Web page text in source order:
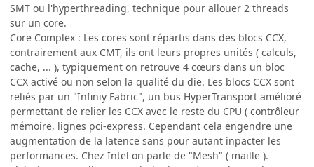
SMT ou l'hyperthreading, technique pour allouer 2 threads
sur un core.
Core Complex : Les cores sont répartis dans des blocs CCX,
contrairement aux CMT, ils ont leurs propres unités ( calculs,
cache, ... ), typiquement on retrouve 4 cœurs dans un bloc
CCX activé ou non selon la qualité du die. Les blocs CCX sont
reliés par un "Infiniy Fabric", un bus HyperTransport amélioré
permettant de relier les CCX avec le reste du CPU ( contrôleur
mémoire, lignes pci-express. Cependant cela engendre une
augmentation de la latence sans pour autant inpacter les
performances. Chez Intel on parle de "Mesh" ( maille ).